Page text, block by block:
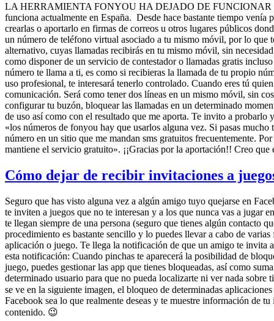
LA HERRAMIENTA FONYOU HA DEJADO DE FUNCIONAR
funciona actualmente en España. Desde hace bastante tiempo venía
crearlas o aportarlo en firmas de correos u otros lugares públicos
un número de teléfono virtual asociado a tu mismo móvil, por lo que
alternativo, cuyas llamadas recibirás en tu mismo móvil, sin
como disponer de un servicio de contestador o llamadas gratis
número te llama a ti, es como si recibieras la llamada de tu propio
uso profesional, te interesará tenerlo controlado. Cuando eres tú
comunicación. Será como tener dos líneas en un mismo móvil, sin
configurar tu buzón, bloquear las llamadas en un determinado
de uso así como con el resultado que me aporta. Te invito a
«los números de fonyou hay que usarlos alguna vez. Si pasas
número en un sitio que me mandan sms gratuitos frecuentemente.
mantiene el servicio gratuito». ¡¡Gracias por la aportación!! Creo
Cómo dejar de recibir invitaciones a
Seguro que has visto alguna vez a algún amigo tuyo quejarse en
te inviten a juegos que no te interesan y a los que nunca vas a jugar
te llegan siempre de una persona (seguro que tienes algún contacto
procedimiento es bastante sencillo y lo puedes llevar a cabo de
aplicación o juego. Te llega la notificación de que un amigo te invita
esta notificación: Cuando pinchas te aparecerá la posibilidad de
juego, puedes gestionar las app que tienes bloqueadas, así como
determinado usuario para que no pueda localizarte ni ver nada
se ve en la siguiente imagen, el bloqueo de determinadas
Facebook sea lo que realmente deseas y te muestre información de
contenido. 😉